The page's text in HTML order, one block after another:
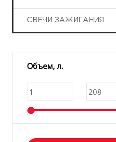
СВЕЧИ ЗАЖИГАНИЯ
Объем, л.